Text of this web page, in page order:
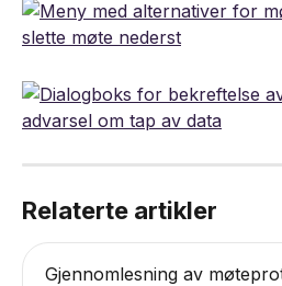
Relaterte artikler
Gjennomlesning av